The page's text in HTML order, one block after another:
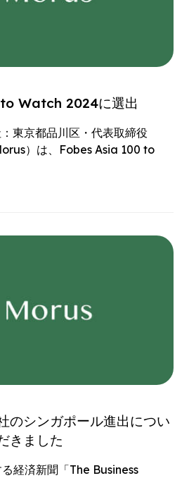
Watch 2024に選出
東京都品川区・代表取締役
）は、Fobes Asia 100 to
のシンガポール進出につい
きました
経済新聞「The Business